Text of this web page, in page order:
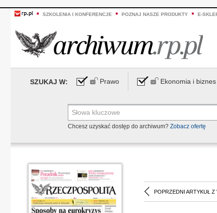
SZKOLENIA I KONFERENCJE POZNAJ NASZE PRODUKTY E-
SZUKAJ W: Prawo Ekonomia i biznes
Chcesz uzyskać dostęp do archiwum? Zobacz ofertę
POPRZEDNI ARTYKUŁ Z